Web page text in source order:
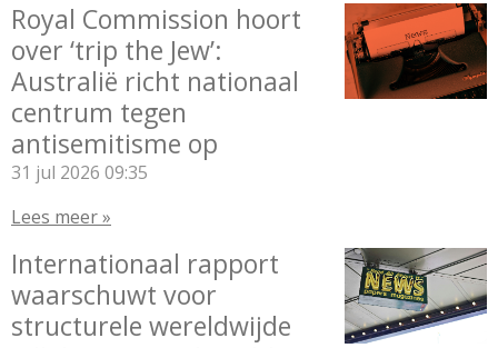
Royal Commission hoort
over ‘trip the Jew’:
Australië richt nationaal
centrum tegen
antisemitisme op
31 jul 2026 09:35
Lees meer »
Internationaal rapport
waarschuwt voor
structurele wereldwijde